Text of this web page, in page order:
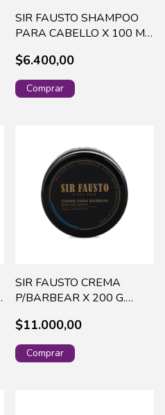
SIR FAUSTO SHAMPOO
PARA CABELLO X 100 ML
$6.400,00
SIR FAUSTO CREMA
P/BARBEAR X 200 G.
$11.000,00